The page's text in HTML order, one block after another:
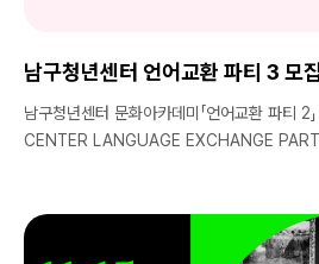
남구청년센터 언어교환 파티 3 모집
남구청년센터 문화아카데미「언어교환 파티 2」 (NAMGU YOUTH
CENTER LANGUAGE EXCHANGE PARTY 3)
장료가 없어 부담 없이 참가하실 수 있습니다. 다과를 먹으며 외국인들과 함
께 영어랑 한국어로 소통해보고 친목도 쌓고 즐거